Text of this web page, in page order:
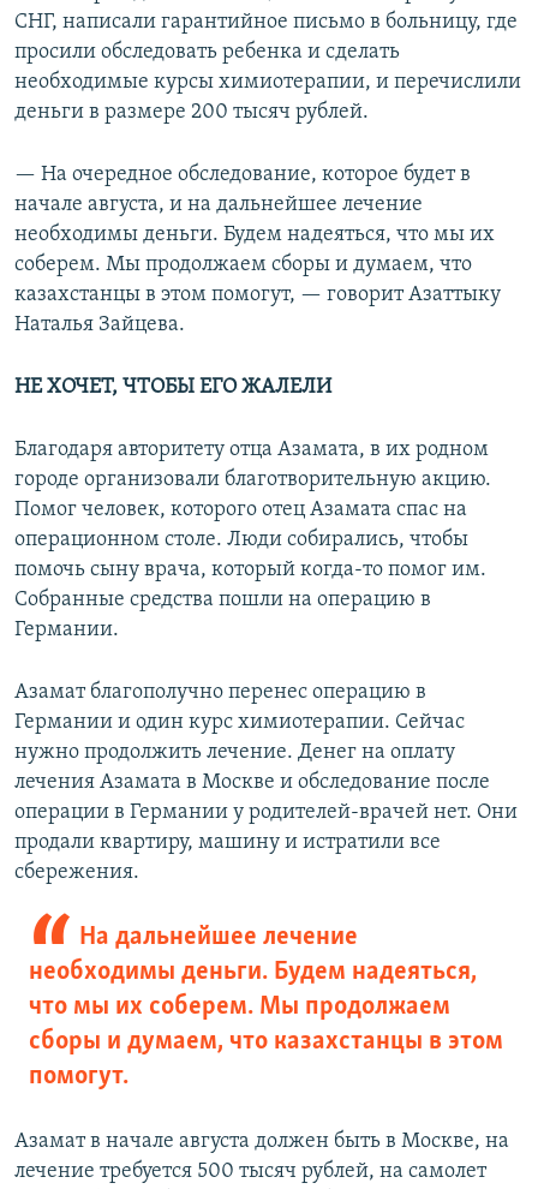
СНГ, написали гарантийное письмо в больницу, где
просили обследовать ребенка и сделать
необходимые курсы химиотерапии, и перечислили
деньги в размере 200 тысяч рублей.
— На очередное обследование, которое будет в
начале августа, и на дальнейшее лечение
необходимы деньги. Будем надеяться, что мы их
соберем. Мы продолжаем сборы и думаем, что
казахстанцы в этом помогут, — говорит Азаттыку
Наталья Зайцева.
НЕ ХОЧЕТ, ЧТОБЫ ЕГО ЖАЛЕЛИ
Благодаря авторитету отца Азамата, в их родном
городе организовали благотворительную акцию.
Помог человек, которого отец Азамата спас на
операционном столе. Люди собирались, чтобы
помочь сыну врача, который когда-то помог им.
Собранные средства пошли на операцию в
Германии.
Азамат благополучно перенес операцию в
Германии и один курс химиотерапии. Сейчас
нужно продолжить лечение. Денег на оплату
лечения Азамата в Москве и обследование после
операции в Германии у родителей-врачей нет. Они
продали квартиру, машину и истратили все
сбережения.
На дальнейшее лечение
необходимы деньги. Будем надеяться,
что мы их соберем. Мы продолжаем
сборы и думаем, что казахстанцы в этом
помогут.
Азамат в начале августа должен быть в Москве, на
лечение требуется 500 тысяч рублей, на самолет